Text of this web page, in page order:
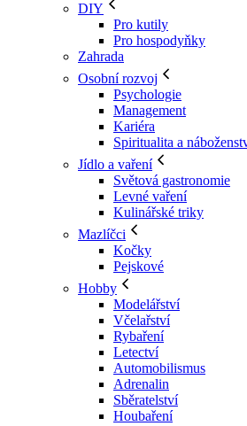
DIY
Pro kutily
Pro hospodyňky
Zahrada
Osobní rozvoj
Psychologie
Management
Kariéra
Spiritualita a
Jídlo a vaření
Světová gastronomie
Levné vaření
Kulinářské triky
Mazlíčci
Kočky
Pejskové
Hobby
Modelářství
Včelařství
Rybaření
Letectví
Automobilismus
Adrenalin
Sběratelství
Houbaření